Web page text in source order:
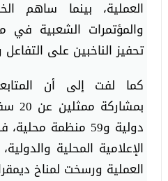
العملية، بينما ساهم
والمؤتمرات الشعبية
تحفيز الناخبين على
كما لفت إلى أن
دولية و59 منظمة
الإعلامية المحلية
العملية ورسخت لمناخ